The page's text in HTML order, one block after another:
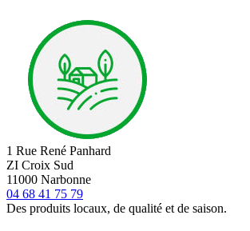
1 Rue René Panhard
ZI Croix Sud
11000 Narbonne
04 68 41 75 79
Des produits locaux, de qualité et de saison.